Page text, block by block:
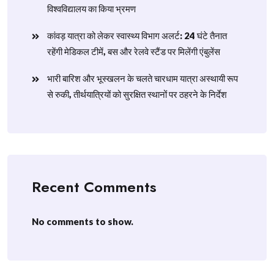
विश्वविद्यालय का किया भ्रमण
​कांवड़ यात्रा को लेकर स्वास्थ्य विभाग अलर्ट: 24 घंटे तैनात
रहेंगी मेडिकल टीमें, बस और रेलवे स्टैंड पर मिलेंगी एंबुलेंस
​भारी बारिश और भूस्खलन के चलते चारधाम यात्रा अस्थायी रूप
से रुकी, तीर्थयात्रियों को सुरक्षित स्थानों पर ठहरने के निर्देश
Recent Comments
No comments to show.